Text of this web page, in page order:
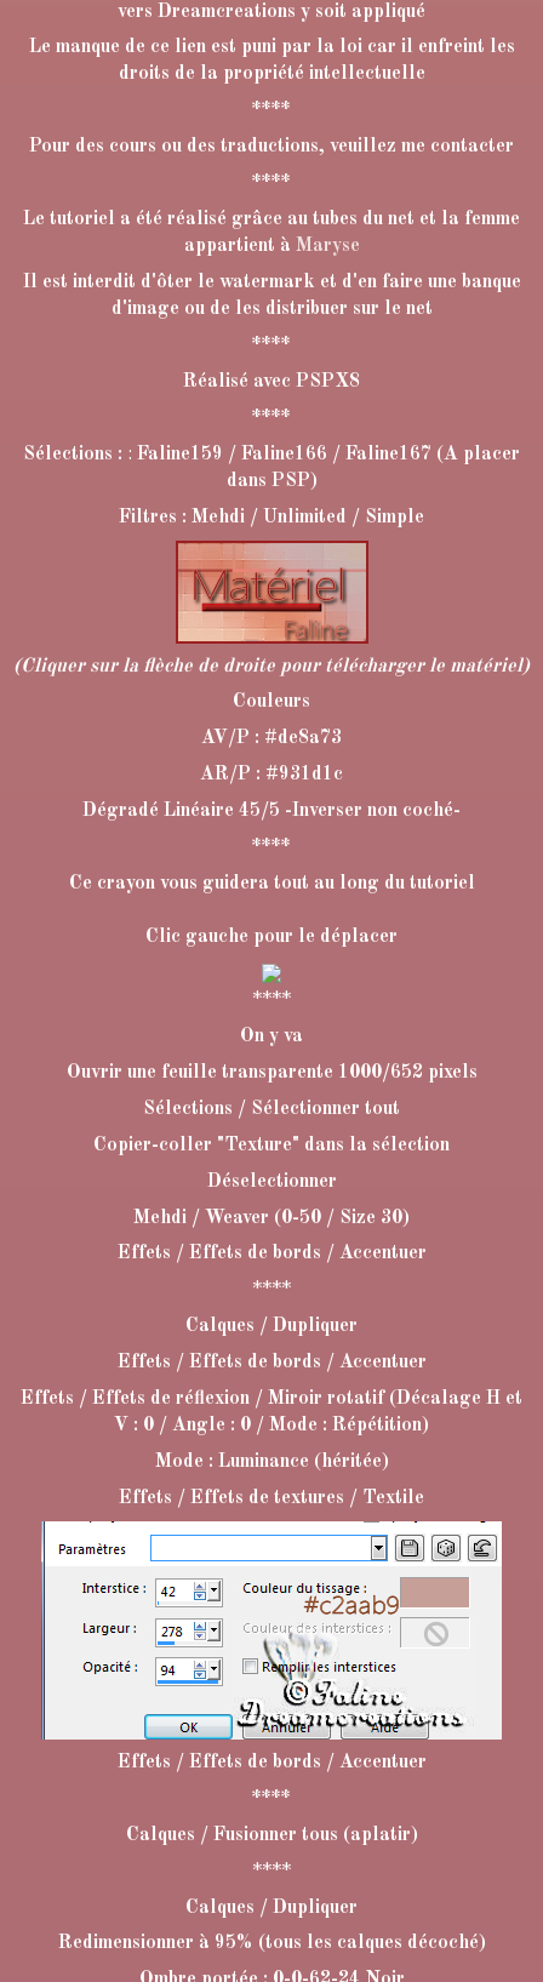
vers Dreamcreations y soit appliqué
Le manque de ce lien est puni par la loi car il enfreint les
droits de la propriété intellectuelle
****
Pour des cours ou des traductions, veuillez me contacter
****
Le tutoriel a été réalisé grâce au tubes du net et la femme
appartient à Maryse
Il est interdit d'ôter le watermark et d'en faire une banque
d'image ou de les distribuer sur le net
****
Réalisé avec PSPX8
****
Sélections : : Faline159 / Faline166 / Faline167 (A placer
dans PSP)
Filtres : Mehdi / Unlimited / Simple
(Cliquer sur la flèche de droite pour télécharger le matériel)
Couleurs
AV/P : #de8a73
AR/P : #931d1c
Dégradé Linéaire 45/5 -Inverser non coché-
****
Ce crayon vous guidera tout au long du tutoriel
Clic gauche pour le déplacer
****
On y va
Ouvrir une feuille transparente 1000/652 pixels
Sélections / Sélectionner tout
Copier-coller "Texture" dans la sélection
Déselectionner
Mehdi / Weaver (0-50 / Size 30)
Effets / Effets de bords / Accentuer
****
Calques / Dupliquer
Effets / Effets de bords / Accentuer
Effets / Effets de réflexion / Miroir rotatif (Décalage H et
V : 0 / Angle : 0 / Mode : Répétition)
Mode : Luminance (héritée)
Effets / Effets de textures / Textile
Effets / Effets de bords / Accentuer
****
Calques / Fusionner tous (aplatir)
****
Calques / Dupliquer
Redimensionner à 95% (tous les calques décoché)